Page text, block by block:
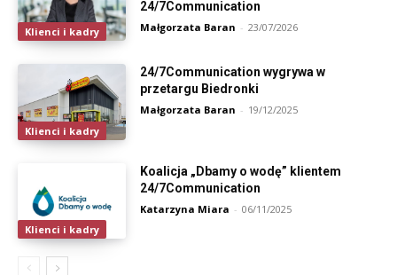
Klienci i kadry
24/7Communication
Małgorzata Baran - 23/07/2026
Klienci i kadry
24/7Communication wygrywa w
przetargu Biedronki
Małgorzata Baran - 19/12/2025
Klienci i kadry
Koalicja „Dbamy o wodę” klientem
24/7Communication
Katarzyna Miara - 06/11/2025